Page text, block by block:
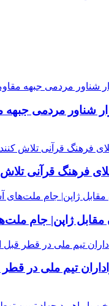
دریایی ۳ هزار شناور مردمی
فرهنگ قرآنی تلاش
مقابل ژاپن| جام
تیم ملی در قطر